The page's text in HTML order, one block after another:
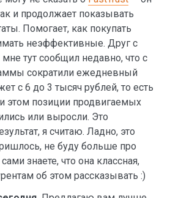
и продолжает показывать
Помогает, как покупать
неэффективные. Друг с
тут сообщил недавно, что с
сократили ежедневный
с 6 до 3 тысяч рублей, то есть
этом позиции продвигаемых
или выросли. Это
я считаю. Ладно, это
не буду больше про
знаете, что она классная,
об этом рассказывать :)